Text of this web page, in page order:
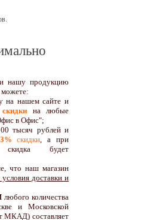
нашу продукцию
на нашем сайте и
на любые
в Офис";
тысяч рублей и
скидки, а при
скидка будет
что наш магазин
доставки и
любого количества
и Московской
МКАД) составляет